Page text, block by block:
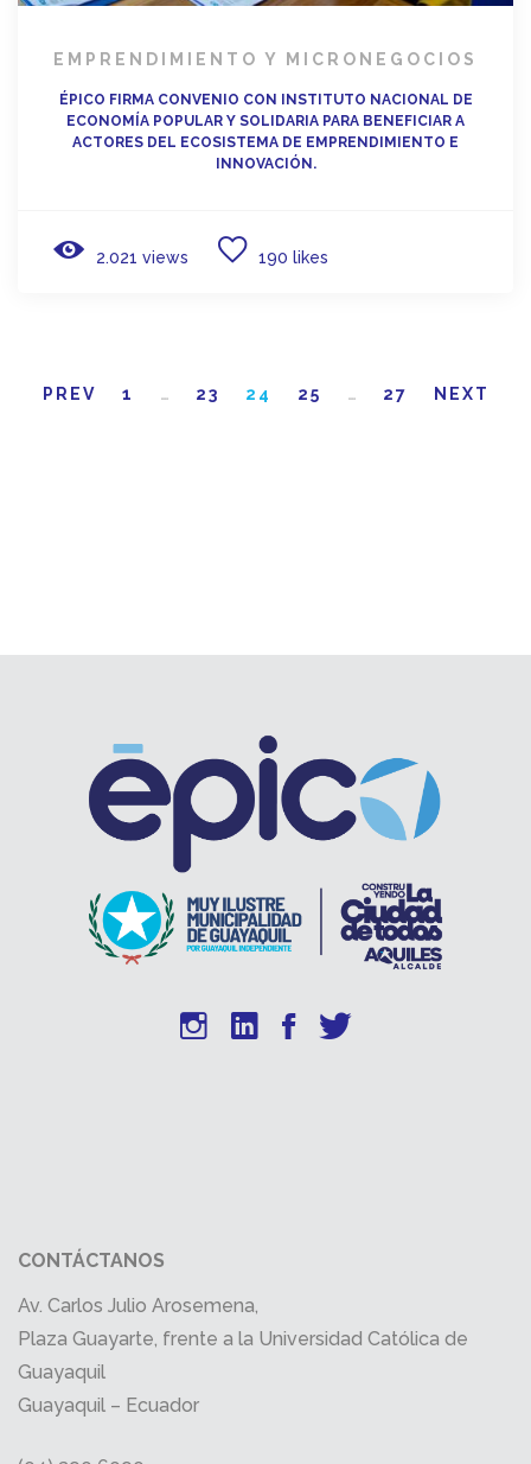
EMPRENDIMIENTO Y MICRONEGOCIOS
ÉPICO FIRMA CONVENIO CON INSTITUTO NACIONAL DE
ECONOMÍA POPULAR Y SOLIDARIA PARA BENEFICIAR A
ACTORES DEL ECOSISTEMA DE EMPRENDIMIENTO E
INNOVACIÓN.
2.021 views 190 likes
PREV 1 … 23 24 25 … 27 NEXT
CONTÁCTANOS
Av. Carlos Julio Arosemena,
Plaza Guayarte, frente a la Universidad Católica de
Guayaquil
Guayaquil – Ecuador